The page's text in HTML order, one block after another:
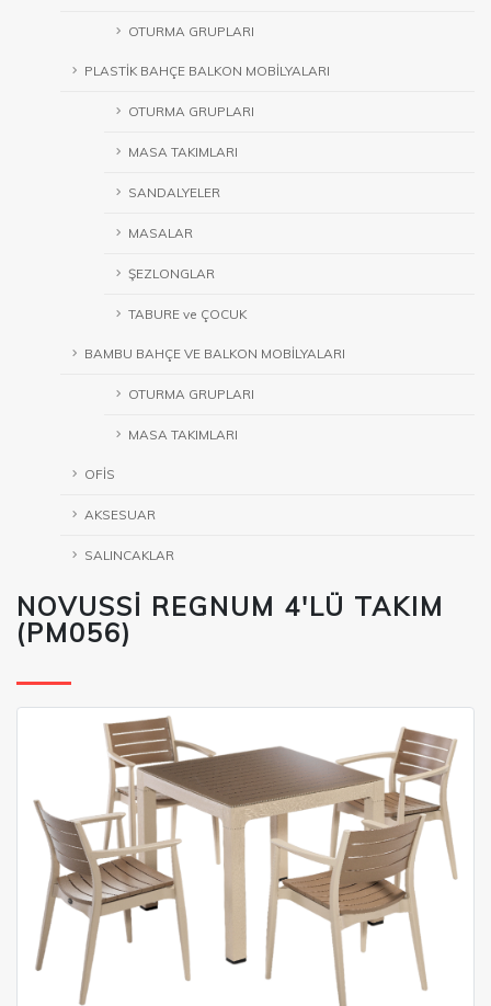
OTURMA GRUPLARI
PLASTİK BAHÇE BALKON MOBİLYALARI
OTURMA GRUPLARI
MASA TAKIMLARI
SANDALYELER
MASALAR
ŞEZLONGLAR
TABURE ve ÇOCUK
BAMBU BAHÇE VE BALKON MOBİLYALARI
OTURMA GRUPLARI
MASA TAKIMLARI
OFİS
AKSESUAR
SALINCAKLAR
NOVUSSİ REGNUM 4'LÜ TAKIM
(PM056)